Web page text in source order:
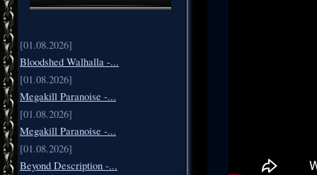
[01.08.2026]
Bloodshed Walhalla -...
[01.08.2026]
Megakill Paranoise -...
[01.08.2026]
Megakill Paranoise -...
[01.08.2026]
Beyond Description -...